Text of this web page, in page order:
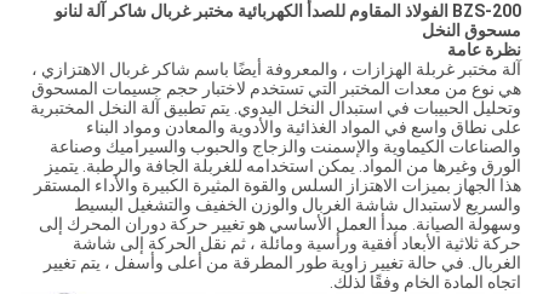
BZS-200 الفولاذ المقاوم للصدأ الكهربائية مختبر غربال شاكر آلة لنانو
مسحوق النخل
نظرة عامة
آلة مختبر غربلة الهزازات ، والمعروفة أيضًا باسم شاكر غربال الاهتزازي ،
هي نوع من معدات المختبر التي تستخدم لاختبار حجم جسيمات المسحوق
وتحليل الحبيبات في استبدال النخل اليدوي. يتم تطبيق آلة النخل المختبرية
على نطاق واسع في المواد الغذائية والأدوية والمعادن ومواد البناء
والصناعات الكيماوية والإسمنت والزجاج والحبوب والسيراميك وصناعة
الورق وغيرها من المواد. يمكن استخدامه للغربلة الجافة والرطبة. يتميز
هذا الجهاز بميزات الاهتزاز السلس والقوة المثيرة الكبيرة والأداء المستقر
والسريع لاستبدال شاشة الغربال والوزن الخفيف والتشغيل البسيط
وسهولة الصيانة. مبدأ العمل الأساسي هو تغيير حركة دوران المحرك إلى
حركة ثلاثية الأبعاد أفقية ورأسية ومائلة ، ثم نقل الحركة إلى شاشة
الغربال. في حالة تغيير زاوية طور المطرقة من أعلى وأسفل ، يتم تغيير
اتجاه المادة الخام وفقًا لذلك.